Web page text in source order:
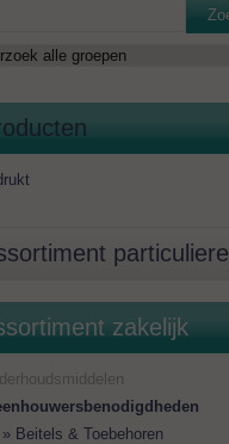
zakelijk
Beitels & Toebehoren